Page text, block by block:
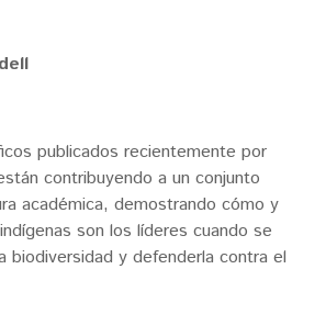
publicados recientemente por
contribuyendo a un conjunto
académica, demostrando cómo y
son los líderes cuando se
biodiversidad y defenderla contra el